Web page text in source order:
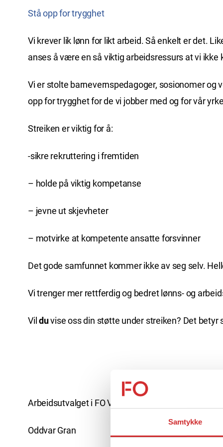
Samtykke
Stå opp for trygghet
Vi krever lik lønn for likt arbeid. Så enkelt er det.
anses å være en så viktig arbeidsressurs at vi
Vi er stolte barnevernspedagoger, sosionomer og
opp for trygghet for de vi jobber med og for vår
Streiken er viktig for å:
-sikre rekruttering i fremtiden
– holde på viktig kompetanse
– jevne ut skjevheter
– motvirke at kompetente ansatte forsvinner
Det gode samfunnet kommer ikke av seg selv.
Vi trenger mer rettferdig og bedret lønns- og
Vilduvise oss din støtte under streiken? Det betyr
Arbeidsutvalget i FO Vestfold og Telemark
Oddvar Gran